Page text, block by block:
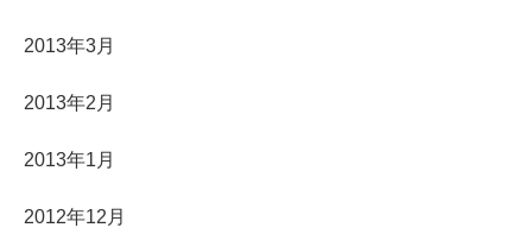
2013年3月
2013年2月
2013年1月
2012年12月